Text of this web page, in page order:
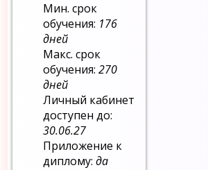
Мин. срок
обучения: 176
дней
Макс. срок
обучения:270
дней
Личный кабинет
доступен до:
30.06.27
Приложение к
диплому:да